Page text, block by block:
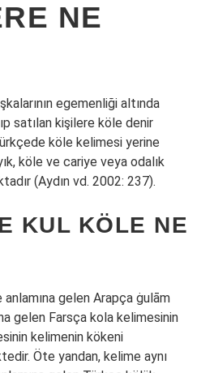
NE
egemenliği altında
satılan kişilere köle denir
köle kelimesi yerine
köle ve cariye veya odalık
(Aydın vd. 2002: 237).
KUL KÖLE NE
gelen Arapça ġulām
gelen Farsça kola kelimesinin
kelimenin kökeni
Öte yandan, kelime aynı